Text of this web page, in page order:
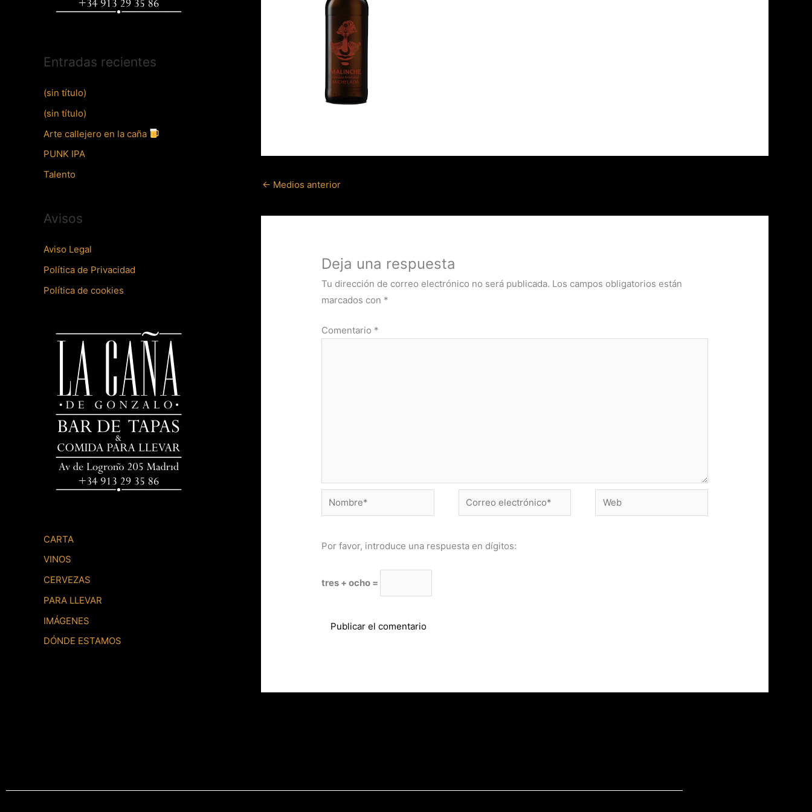
Entradas recientes
(sin título)
(sin título)
Arte callejero en la caña
PUNK IPA
Talento
Avisos
Aviso Legal
Política de Privacidad
Política de cookies
CARTA
VINOS
CERVEZAS
PARA LLEVAR
IMÁGENES
DÓNDE ESTAMOS
← Medios anterior
Deja una respuesta
Tu dirección de correo electrónico no será publicada. Los campos obligatorios están
marcados con *
Comentario *
Nombre*
Correo
electrónico*
Web
Por favor, introduce una respuesta en dígitos:
tres + ocho =